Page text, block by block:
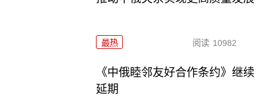
最热 阅读 10982
《中俄睦邻友好合作条约》继续
延期